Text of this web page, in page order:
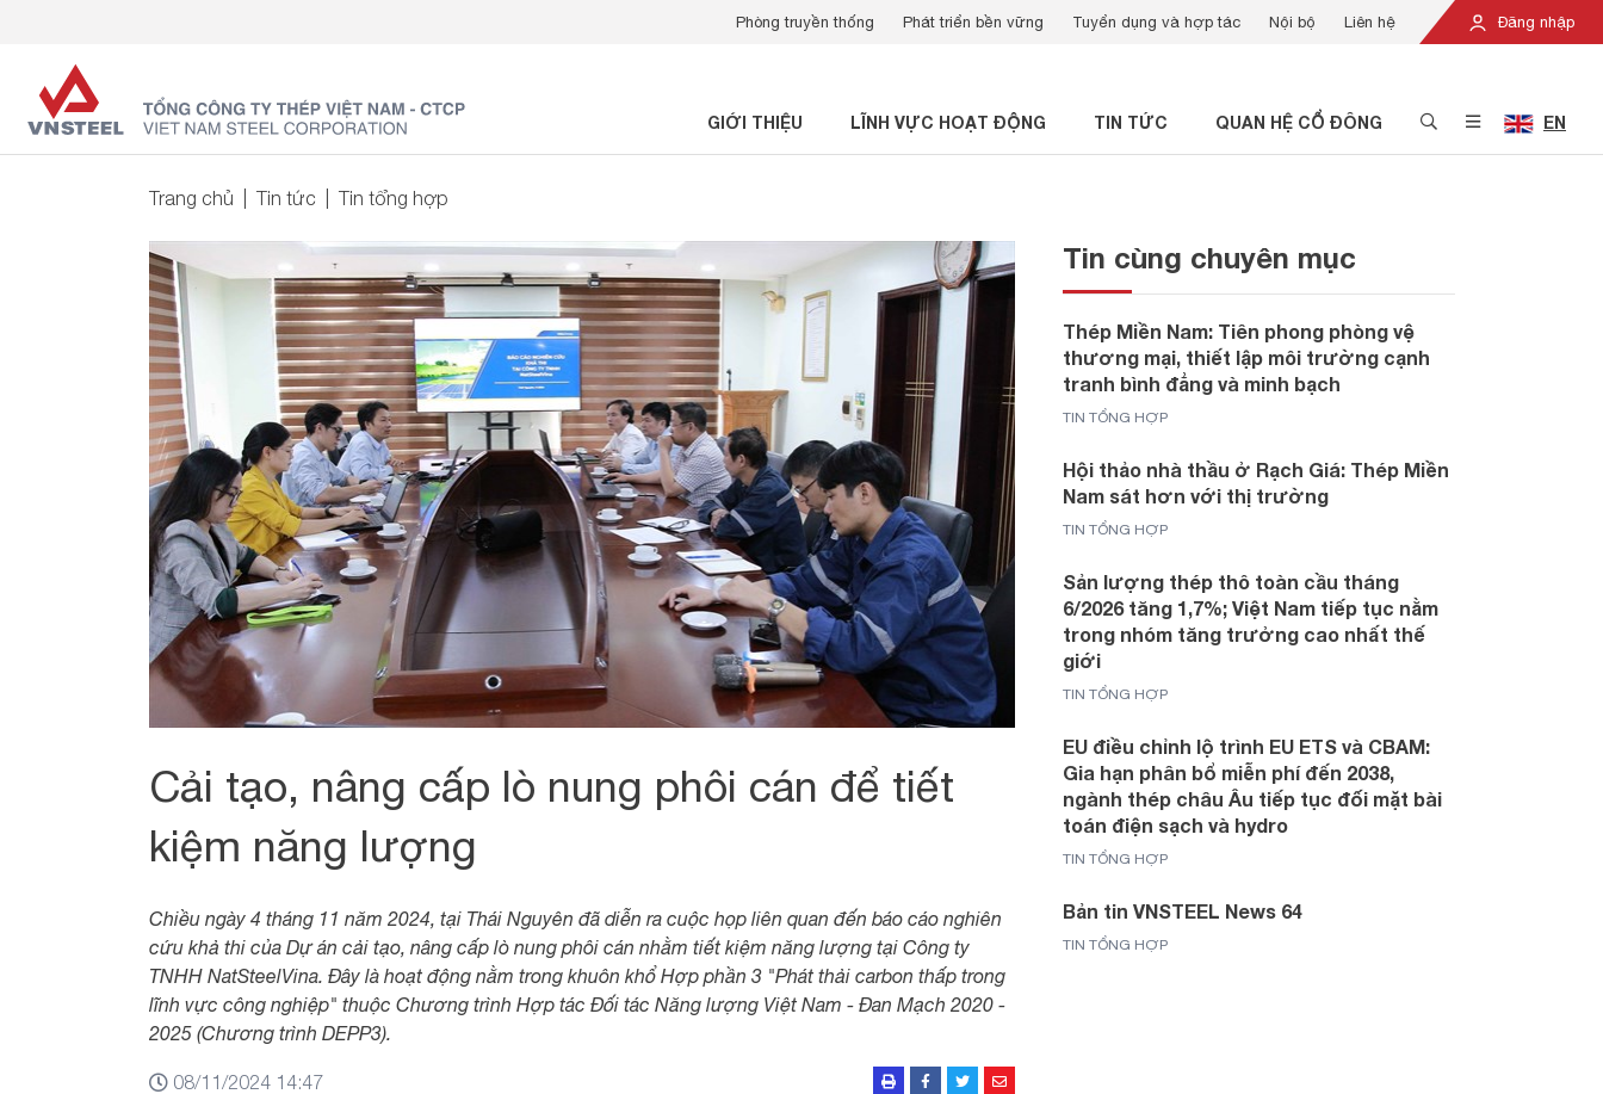
Đăng nhập
Phòng truyền thống Phát triển bền vững Tuyển dụng và hợp tác Nội bộ Liên hệ
GIỚI THIỆU LĨNH VỰC HOẠT ĐỘNG TIN TỨC QUAN HỆ CỔ ĐÔNG EN
Trang chủ Tin tức Tin tổng hợp
Cải tạo, nâng cấp lò nung phôi cán để tiết
kiệm năng lượng
Chiều ngày 4 tháng 11 năm 2024, tại Thái Nguyên đã diễn ra cuộc họp liên quan đến báo cáo nghiên
cứu khả thi của Dự án cải tạo, nâng cấp lò nung phôi cán nhằm tiết kiệm năng lượng tại Công ty
TNHH NatSteelVina. Đây là hoạt động nằm trong khuôn khổ Hợp phần 3 "Phát thải carbon thấp trong
lĩnh vực công nghiệp" thuộc Chương trình Hợp tác Đối tác Năng lượng Việt Nam - Đan Mạch 2020 -
2025 (Chương trình DEPP3).
08/11/2024 14:47
Tin cùng chuyên mục
Thép Miền Nam: Tiên phong phòng vệ
thương mại, thiết lập môi trường cạnh
tranh bình đẳng và minh bạch
TIN TỔNG HỢP
Hội thảo nhà thầu ở Rạch Giá: Thép Miền
Nam sát hơn với thị trường
TIN TỔNG HỢP
Sản lượng thép thô toàn cầu tháng
6/2026 tăng 1,7%; Việt Nam tiếp tục nằm
trong nhóm tăng trưởng cao nhất thế
giới
TIN TỔNG HỢP
EU điều chỉnh lộ trình EU ETS và CBAM:
Gia hạn phân bổ miễn phí đến 2038,
ngành thép châu Âu tiếp tục đối mặt bài
toán điện sạch và hydro
TIN TỔNG HỢP
Bản tin VNSTEEL News 64
TIN TỔNG HỢP